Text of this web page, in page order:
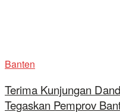
Banten
Terima Kunjungan
Tegaskan Pemprov